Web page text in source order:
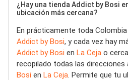
¿Hay una tienda Addict by Bosi
ubicación más cercana?
En prácticamente toda
Addict by Bosi, y cada vez hay
Addict by Bosi en La Ceja o
recopilado todas las direcciones
Bosi en La Ceja. Permite que tu